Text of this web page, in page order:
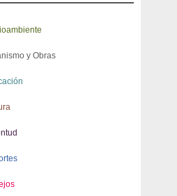
y Obras